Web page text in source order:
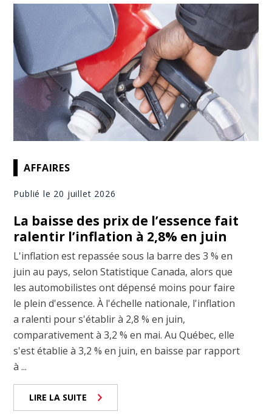
AFFAIRES
Publié le 20 juillet 2026
La baisse des prix de l’essence fait
ralentir l’inflation à 2,8% en juin
L'inflation est repassée sous la barre des 3 % en
juin au pays, selon Statistique Canada, alors que
les automobilistes ont dépensé moins pour faire
le plein d'essence. À l'échelle nationale, l'inflation
a ralenti pour s'établir à 2,8 % en juin,
comparativement à 3,2 % en mai. Au Québec, elle
s'est établie à 3,2 % en juin, en baisse par rapport
à ...
LIRE LA SUITE